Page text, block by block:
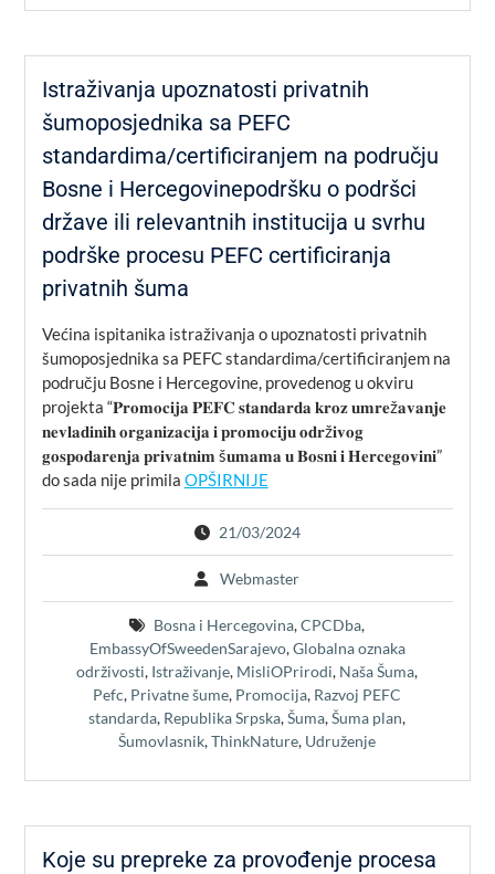
Istraživanja upoznatosti privatnih
šumoposjednika sa PEFC
standardima/certificiranjem na području
Bosne i Hercegovinepodršku o podršci
države ili relevantnih institucija u svrhu
podrške procesu PEFC certificiranja
privatnih šuma
Većina ispitanika istraživanja o upoznatosti privatnih
šumoposjednika sa PEFC standardima/certificiranjem na
području Bosne i Hercegovine, provedenog u okviru
projekta “𝐏𝐫𝐨𝐦𝐨𝐜𝐢𝐣𝐚 𝐏𝐄𝐅𝐂 𝐬𝐭𝐚𝐧𝐝𝐚𝐫𝐝𝐚 𝐤𝐫𝐨𝐳 𝐮𝐦𝐫𝐞ž𝐚𝐯𝐚𝐧𝐣𝐞
𝐧𝐞𝐯𝐥𝐚𝐝𝐢𝐧𝐢𝐡 𝐨𝐫𝐠𝐚𝐧𝐢𝐳𝐚𝐜𝐢𝐣𝐚 𝐢 𝐩𝐫𝐨𝐦𝐨𝐜𝐢𝐣𝐮 𝐨𝐝𝐫ž𝐢𝐯𝐨𝐠
𝐠𝐨𝐬𝐩𝐨𝐝𝐚𝐫𝐞𝐧𝐣𝐚 𝐩𝐫𝐢𝐯𝐚𝐭𝐧𝐢𝐦 š𝐮𝐦𝐚𝐦𝐚 𝐮 𝐁𝐨𝐬𝐧𝐢 𝐢 𝐇𝐞𝐫𝐜𝐞𝐠𝐨𝐯𝐢𝐧𝐢”
do sada nije primila OPŠIRNIJE
21/03/2024
Webmaster
Bosna i Hercegovina,CPCDba,
EmbassyOfSweedenSarajevo,Globalna oznaka
održivosti, Istraživanje, MisliOPrirodi, Naša Šuma,
Pefc, Privatne šume, Promocija, Razvoj PEFC
standarda, Republika Srpska,Šuma,Šuma plan,
Šumovlasnik,ThinkNature, Udruženje
Koje su prepreke za provođenje procesa